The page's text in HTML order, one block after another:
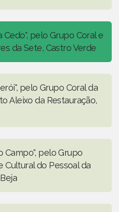
Cedo", pelo Grupo Coral e
da Sete, Castro Verde
pelo Grupo Coral da
Aleixo da Restauração,
Campo", pelo Grupo
Cultural do Pessoal da